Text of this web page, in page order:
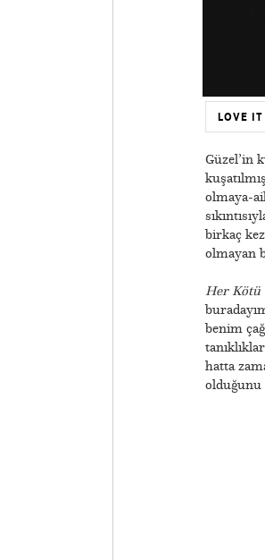
LOVE IT
Güzel’in
olmaya-
birkaç
olmayan
Her Kötü
benim
hatta
olduğunu